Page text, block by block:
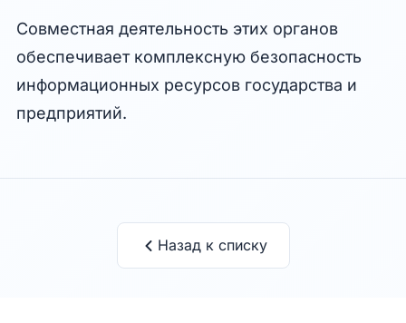
Совместная деятельность этих органов
обеспечивает комплексную безопасность
информационных ресурсов государства и
предприятий.
Назад к списку